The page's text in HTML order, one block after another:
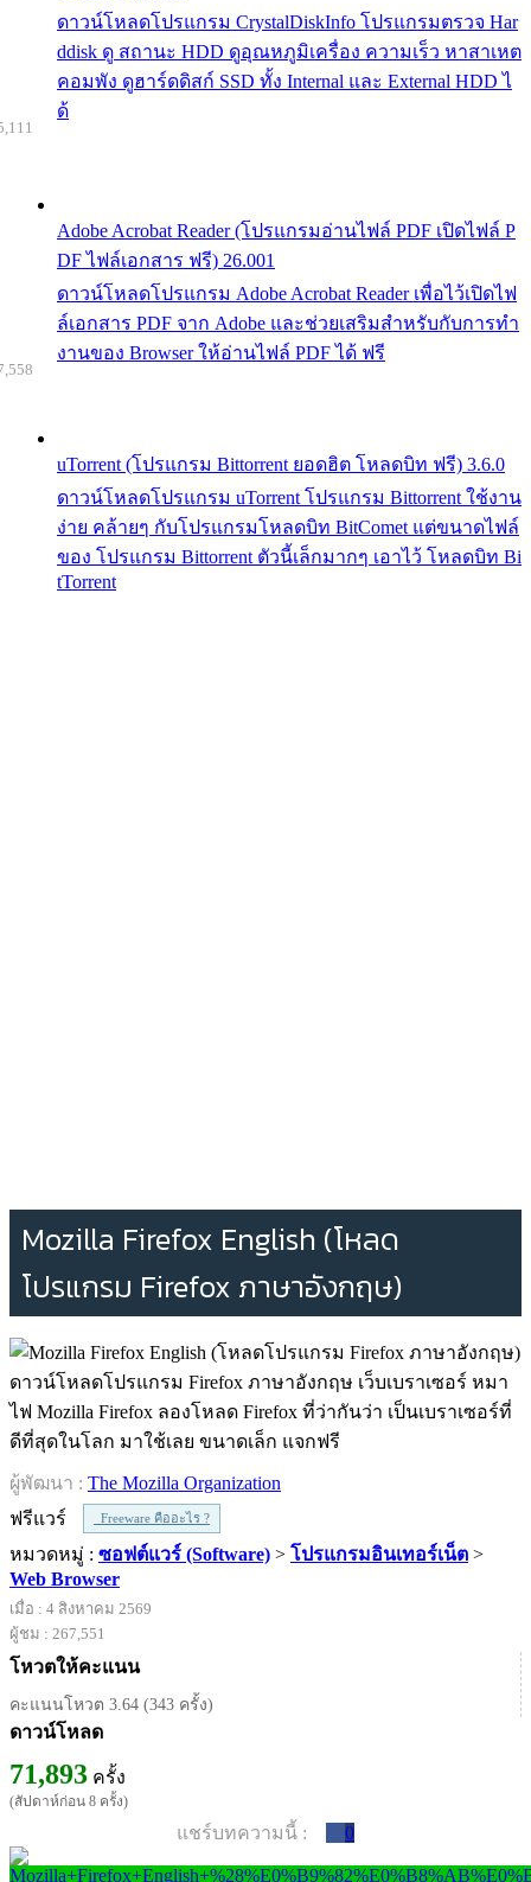
ดาวน์โหลดโปรแกรม CrystalDiskInfo โปรแกรมตรวจ Har
ddisk ดู สถานะ HDD ดูอุณหภูมิเครื่อง ความเร็ว หาสาเหต
คอมพัง ดูฮาร์ดดิสก์ SSD ทั้ง Internal และ External HDD ไ
ด้
Adobe Acrobat Reader (โปรแกรมอ่านไฟล์ PDF เปิดไฟล์ P
DF ไฟล์เอกสาร ฟรี) 26.001
ดาวน์โหลดโปรแกรม Adobe Acrobat Reader เพื่อไว้เปิดไฟ
ล์เอกสาร PDF จาก Adobe และช่วยเสริมสำหรับกับการทำ
งานของ Browser ให้อ่านไฟล์ PDF ได้ ฟรี
uTorrent (โปรแกรม Bittorrent ยอดฮิต โหลดบิท ฟรี) 3.6.0
ดาวน์โหลดโปรแกรม uTorrent โปรแกรม Bittorrent ใช้งาน
ง่าย คล้ายๆ กับโปรแกรมโหลดบิท BitComet แต่ขนาดไฟล์
ของ โปรแกรม Bittorrent ตัวนี้เล็กมากๆ เอาไว้ โหลดบิท Bi
tTorrent
Mozilla Firefox English (โหลด
โปรแกรม Firefox ภาษาอังกฤษ)
ดาวน์โหลดโปรแกรม Firefox ภาษาอังกฤษ เว็บเบราเซอร์ หมา
ไฟ Mozilla Firefox ลองโหลด Firefox ที่ว่ากันว่า เป็นเบราเซอร์ที่
ดีที่สุดในโลก มาใช้เลย ขนาดเล็ก แจกฟรี
ผู้พัฒนา : The Mozilla Organization
ฟรีแวร์
Freeware คืออะไร ?
หมวดหมู่ : ซอฟต์แวร์ (Software) > โปรแกรมอินเทอร์เน็ต >
Web Browser
เมื่อ : 4 สิงหาคม 2569
ผู้ชม : 267,551
โหวตให้คะแนน
คะแนนโหวต 3.64 (343 ครั้ง)
ดาวน์โหลด
71,893 ครั้ง
(สัปดาห์ก่อน 8 ครั้ง)
แชร์บทความนี้ : 0